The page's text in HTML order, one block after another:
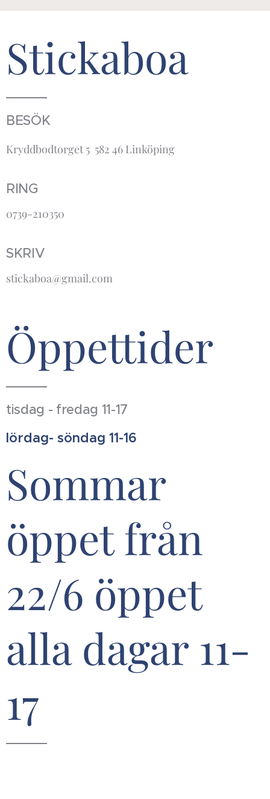
Stickaboa
BESÖK
Kryddbodtorget 5 582 46 Linköping
RING
0739-210350
SKRIV
stickaboa@gmail.com
Öppettider
tisdag - fredag 11-17
lördag- söndag 11-16
Sommar
öppet från
22/6 öppet
alla dagar 11-
17